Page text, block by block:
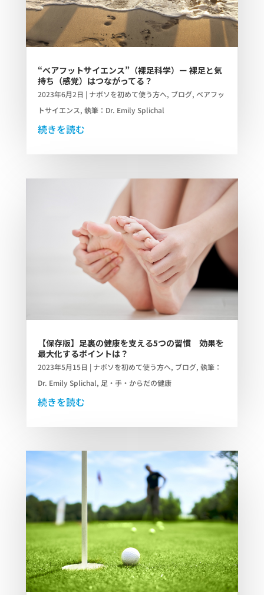
“ベアフットサイエンス”（裸足科学）ー 裸足と気
持ち（感覚）はつながってる？
2023年6月2日 | ナボソを初めて使う方へ, ブログ, ベアフッ
トサイエンス, 執筆：Dr. Emily Splichal
続きを読む
【保存版】足裏の健康を支える5つの習慣 効果を
最大化するポイントは？
2023年5月15日 | ナボソを初めて使う方へ, ブログ, 執筆：
Dr. Emily Splichal, 足・手・からだの健康
続きを読む